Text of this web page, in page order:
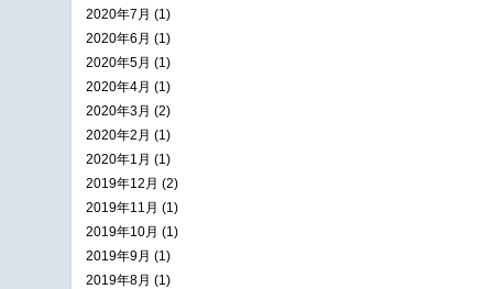
2020年7月 (1)
2020年6月 (1)
2020年5月 (1)
2020年4月 (1)
2020年3月 (2)
2020年2月 (1)
2020年1月 (1)
2019年12月 (2)
2019年11月 (1)
2019年10月 (1)
2019年9月 (1)
2019年8月 (1)